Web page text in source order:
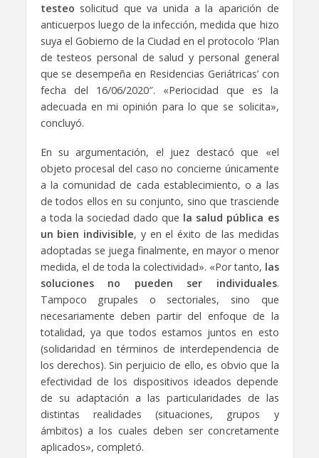
testeo solicitud que va unida a la aparición de
anticuerpos luego de la infección, medida que hizo
suya el Gobierno de la Ciudad en el protocolo ‘Plan
de testeos personal de salud y personal general
que se desempeña en Residencias Geriátricas’ con
fecha del 16/06/2020″. «Periocidad que es la
adecuada en mi opinión para lo que se solicita»,
concluyó.
En su argumentación, el juez destacó que «el
objeto procesal del caso no concierne únicamente
a la comunidad de cada establecimiento, o a las
de todos ellos en su conjunto, sino que trasciende
a toda la sociedad dado que la salud pública es
un bien indivisible, y en el éxito de las medidas
adoptadas se juega finalmente, en mayor o menor
medida, el de toda la colectividad». «Por tanto, las
soluciones no pueden ser individuales.
Tampoco grupales o sectoriales, sino que
necesariamente deben partir del enfoque de la
totalidad, ya que todos estamos juntos en esto
(solidaridad en términos de interdependencia de
los derechos). Sin perjuicio de ello, es obvio que la
efectividad de los dispositivos ideados depende
de su adaptación a las particularidades de las
distintas realidades (situaciones, grupos y
ámbitos) a los cuales deben ser concretamente
aplicados», completó.